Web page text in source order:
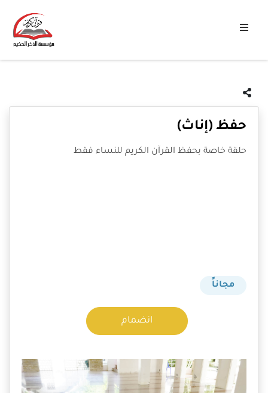
حفظ (إناث)
حلقة خاصة بحفظ القرآن الكريم للنساء فقط
مجاناً
انضمام